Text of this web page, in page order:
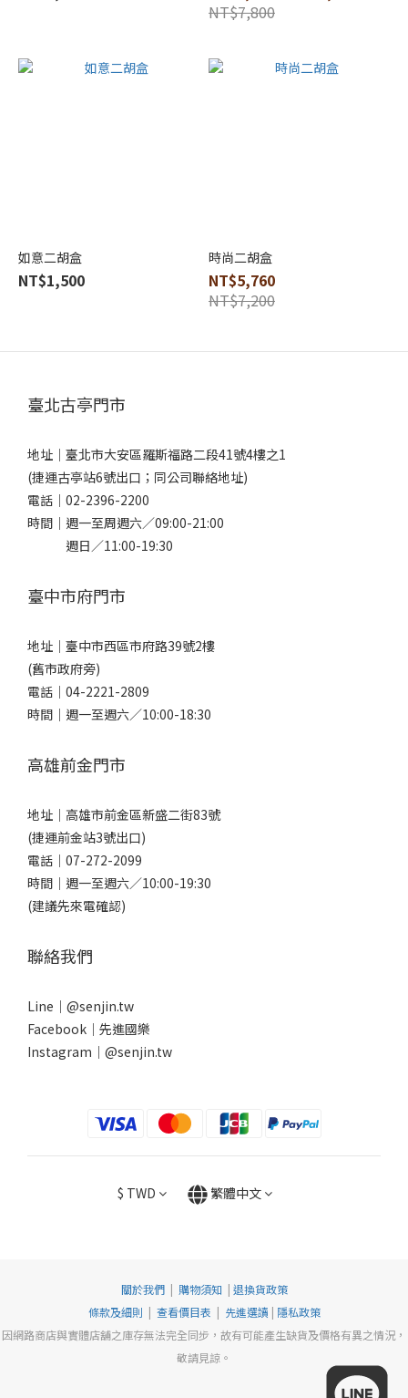
NT$7,800
如意二胡盒
NT$1,500
時尚二胡盒
NT$5,760
NT$7,200
臺北古亭門市
地址｜ 臺北市大安區羅斯福路二段41號4樓之1
(捷運古亭站6號出口；同公司聯絡地址)
電話｜ 02-2396-2200
時間｜週一至周週六／09:00-21:00
週日／11:00-19:30
臺中市府門市
地址｜ 臺中市西區市府路39號2樓
(舊市政府旁)
電話｜ 04-2221-2809
時間｜週一至週六／10:00-18:30
高雄前金門市
地址｜ 高雄市前金區新盛二街83號
(捷運前金站3號出口)
電話｜ 07-272-2099
時間｜週一至週六／10:00-19:30
(建議先來電確認)
聯絡我們
Line｜ @senjin.tw
Facebook｜ 先進國樂
Instagram｜ @senjin.tw
$ TWD 繁體中文
關於我們| 購物須知 | 退換貨政策
條款及細則 | 查看價目表 | 先進選讀 | 隱私政策
因網路商店與實體店舖之庫存無法完全同步，故有可能產生缺貨及價格有異之情況，
敬請見諒。